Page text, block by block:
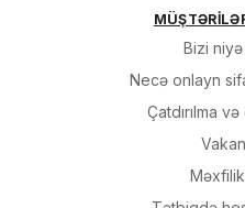
Bizi
Necə onlayn
Çatdırılma